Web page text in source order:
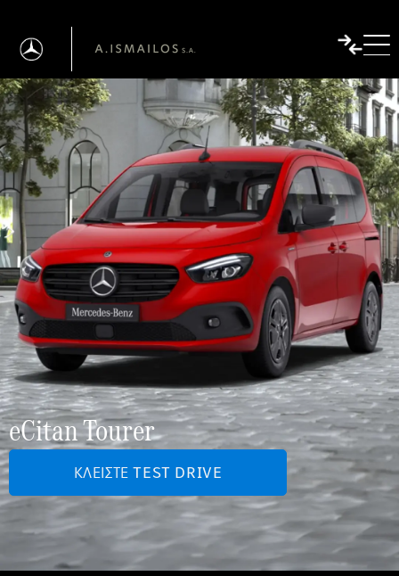
eCitan Tourer
ΚΛΕΊΣΤΕ TEST DRIVE